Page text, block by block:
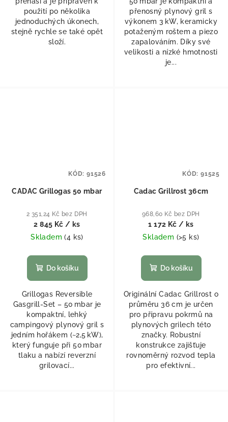
použití po několika
jednoduchých úkonech,
stejně rychle se také opět
složí.
přenosný plynový gril s
výkonem 3 kW, keramicky
potaženým roštem a piezo
zapalováním. Díky své
velikosti a nízké hmotnosti
je...
CADAC Grillogas 50 mbar
2 351,24 Kč bez DPH
2 845 Kč / ks
Skladem(4 ks)
Do košíku
Grillogas Reversible
Gasgrill‑Set – 50 mbar je
kompaktní, lehký
campingový plynový gril s
jedním hořákem (~2,5 kW),
který funguje při 50 mbar
tlaku a nabízí reverzní
grilovací...
KÓD: 91526
Cadac Grillrost 36cm
968,60 Kč bez DPH
1 172 Kč / ks
Skladem (>5 ks)
Do košíku
Originální Cadac Grillrost o
průměru 36 cm je určen
pro přípravu pokrmů na
plynových grilech této
značky. Robustní
konstrukce zajišťuje
rovnoměrný rozvod tepla
pro efektivní...
KÓD: 91525